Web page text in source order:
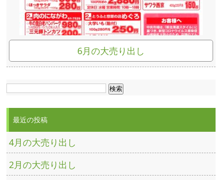
6月の大売り出し
検
最近の投稿
4月の大売り出し
2月の大売り出し